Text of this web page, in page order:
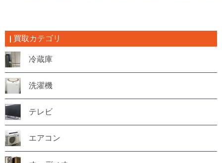
買取カテゴリ
冷蔵庫
洗濯機
テレビ
エアコン